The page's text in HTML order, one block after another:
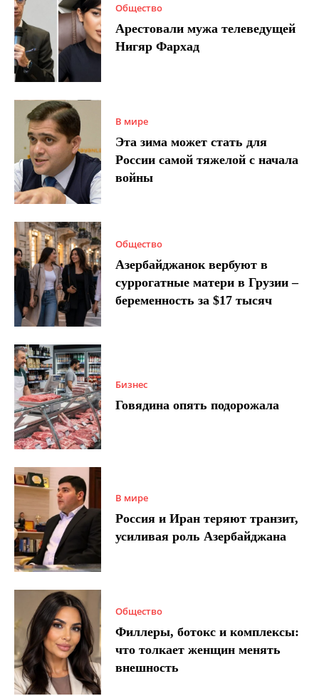
Общество
Арестовали мужа телеведущей
Нигяр Фархад
В мире
Эта зима может стать для
России самой тяжелой с начала
войны
Общество
Азербайджанок вербуют в
суррогатные матери в Грузии –
беременность за $17 тысяч
Бизнес
Говядина опять подорожала
В мире
Россия и Иран теряют транзит,
усиливая роль Азербайджана
Общество
Филлеры, ботокс и комплексы:
что толкает женщин менять
внешность